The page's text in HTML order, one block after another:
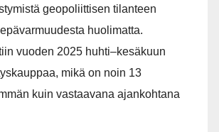
geopoliittisen tilanteen
huolimatta.
vuoden 2025 huhti–kesäkuun
mikä on noin 13
kuin vastaavana ajankohtana